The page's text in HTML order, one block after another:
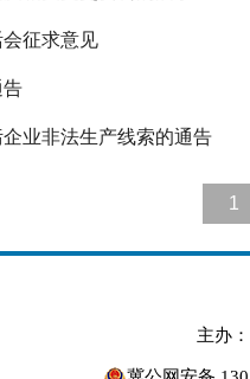
征求意见
告
业非法生产线索的通告
1